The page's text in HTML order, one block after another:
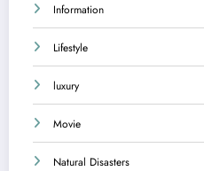
Information
Lifestyle
luxury
Movie
Natural Disasters